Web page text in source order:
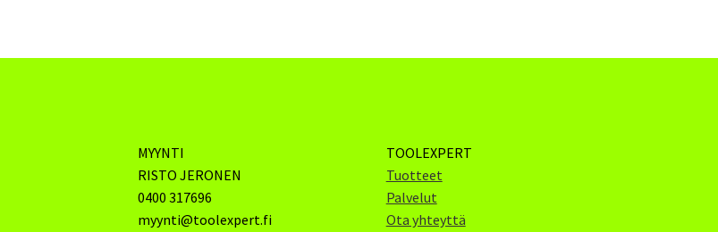
MYYNTI
RISTO JERONEN
0400 317696
myynti@toolexpert.fi
TOOLEXPERT
Tuotteet
Palvelut
Ota yhteyttä